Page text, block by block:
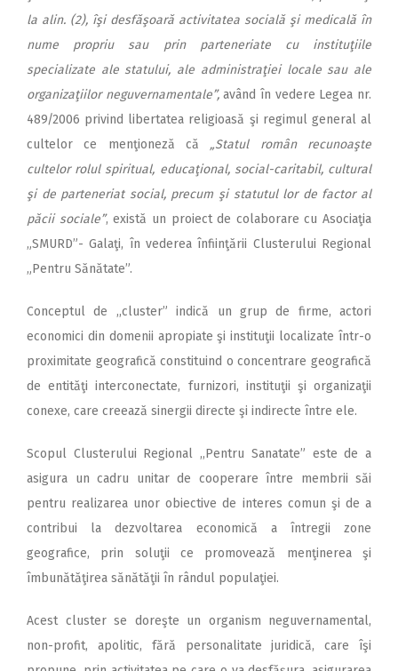
la alin. (2), îşi desfăşoară activitatea socială şi medicală în
nume propriu sau prin parteneriate cu instituţiile
specializate ale statului, ale administraţiei locale sau ale
organizaţiilor neguvernamentale”,având în vedere Legea nr.
489/2006 privind libertatea religioasă şi regimul general al
cultelor ce menţioneză că „Statul român recunoaşte
cultelor rolul spiritual, educaţional, social-caritabil, cultural
şi de parteneriat social, precum şi statutul lor de factor al
păcii sociale”, există un proiect de colaborare cu Asociaţia
„SMURD”- Galaţi, în vederea înfiinţării Clusterului Regional
„Pentru Sănătate”.
Conceptul de ,,cluster” indică un grup de firme, actori
economici din domenii apropiate şi instituţii localizate într-o
proximitate geografică constituind o concentrare geografică
de entităţi interconectate, furnizori, instituţii şi organizaţii
conexe, care creează sinergii directe şi indirecte între ele.
Scopul Clusterului Regional ,,Pentru Sanatate” este de a
asigura un cadru unitar de cooperare între membrii săi
pentru realizarea unor obiective de interes comun şi de a
contribui la dezvoltarea economică a întregii zone
geografice, prin soluţii ce promovează menţinerea şi
îmbunătăţirea sănătăţii în rândul populaţiei.
Acest cluster se doreşte un organism neguvernamental,
non-profit, apolitic, fără personalitate juridică, care îşi